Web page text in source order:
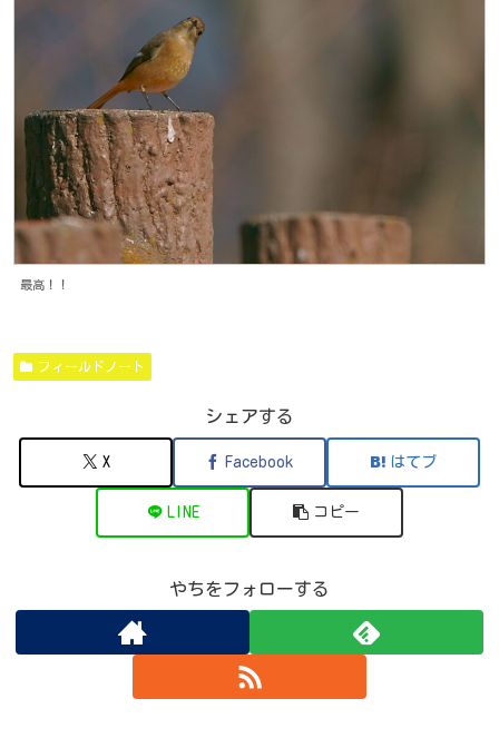
最高！！
フィールドノート
シェアする
X Facebook はてブ
LINE コピー
やちをフォローする